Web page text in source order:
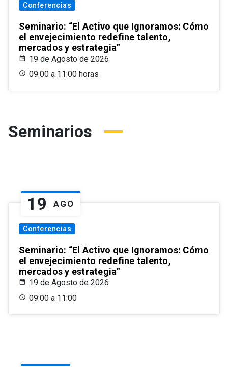
Conferencias
Seminario: “El Activo que Ignoramos: Cómo
el envejecimiento redefine talento,
mercados y estrategia”
19 de Agosto de 2026
09:00 a 11:00 horas
Seminarios
19 AGO
Conferencias
Seminario: “El Activo que Ignoramos: Cómo
el envejecimiento redefine talento,
mercados y estrategia”
19 de Agosto de 2026
09:00 a 11:00